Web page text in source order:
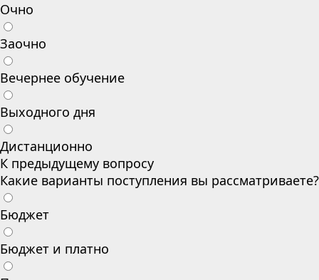
Очно
Заочно
Вечернее обучение
Выходного дня
Дистанционно
К предыдущему вопросу
Какие варианты поступления вы рассматриваете?
Бюджет
Бюджет и платно